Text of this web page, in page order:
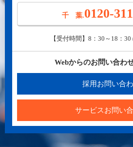
千 葉.0120-
【受付時間】8：30～18：
Webからのお問い合わ
採用お問い合
サービスお問い